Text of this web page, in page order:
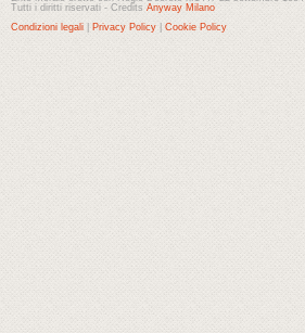
Tutti i diritti riservati - Credits Anyway Milano
Condizioni legali
Privacy Policy Cookie Policy